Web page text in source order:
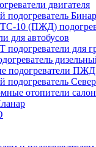
двигателя
подогреватель
10 (ПЖД)
для автобусов
для
подогреватели
подогреватель
отопители